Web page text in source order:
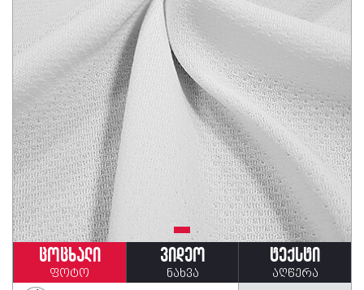
ცოცხალი
ფოტო
ვიდეო
ნახვა
ტექსტი
აღწერა